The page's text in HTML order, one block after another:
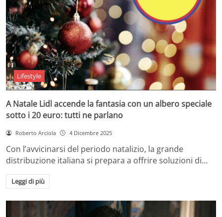
Lifestyle
A Natale Lidl accende la fantasia con un albero speciale
sotto i 20 euro: tutti ne parlano
Roberto Arciola 4 Dicembre 2025
Con l’avvicinarsi del periodo natalizio, la grande
distribuzione italiana si prepara a offrire soluzioni di…
Leggi di più